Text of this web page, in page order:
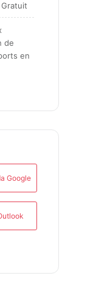
Gratuit
de
en
Google